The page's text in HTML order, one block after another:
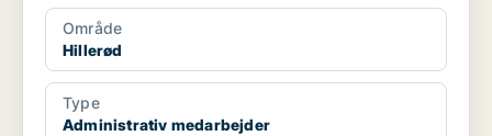
Område
Hillerød
Type
Administrativ medarbejder